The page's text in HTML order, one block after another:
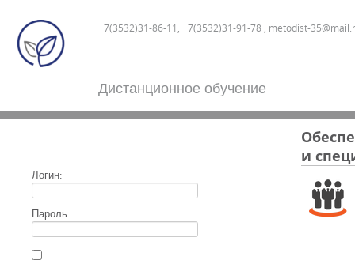
+7(3532)31-86-11, +7(3532)31-91-78 , metodist-
Дистанционное обучение
Логин:
Пароль:
и